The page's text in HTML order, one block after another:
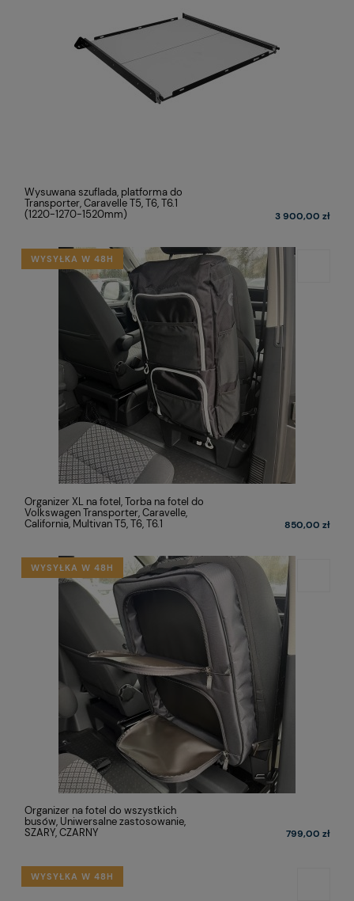
Wysuwana szuflada, platforma do
Transporter, Caravelle T5, T6, T6.1
(1220-1270-1520mm)
3 900,00 zł
Organizer XL na fotel, Torba na fotel do
Volkswagen Transporter, Caravelle,
California, Multivan T5, T6, T6.1
850,00 zł
WYSYŁKA W 48H
Organizer na fotel do wszystkich
busów, Uniwersalne zastosowanie,
SZARY, CZARNY
799,00 zł
WYSYŁKA W 48H
WYSYŁKA W 48H